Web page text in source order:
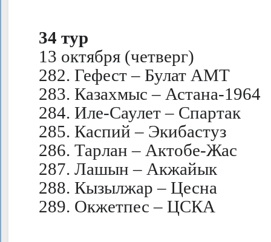
34 тур
13 октября (четверг)
282. Гефест – Булат АМТ
283. Казахмыс – Астана-1964
284. Иле-Саулет – Спартак
285. Каспий – Экибастуз
286. Тарлан – Актобе-Жас
287. Лашын – Акжайык
288. Кызылжар – Цесна
289. Окжетпес – ЦСКА